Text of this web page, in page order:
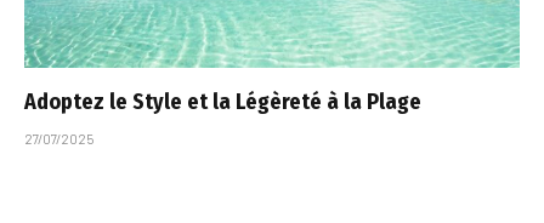
Adoptez le Style et la Légèreté à la Plage
27/07/2025